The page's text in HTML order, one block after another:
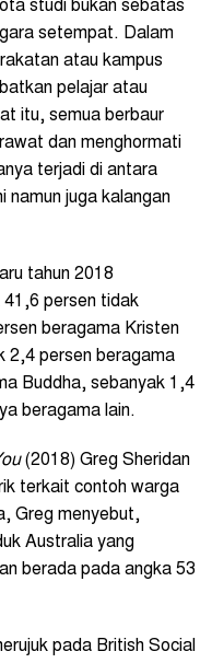
studi bukan sebatas
setempat. Dalam
atau kampus
pelajar atau
itu, semua berbaur
dan menghormati
terjadi di antara
namun juga kalangan
tahun 2018
41,6 persen tidak
beragama Kristen
2,4 persen beragama
Buddha, sebanyak 1,4
beragama lain.
(2018) Greg Sheridan
terkait contoh warga
Greg menyebut,
Australia yang
berada pada angka 53
pada British Social